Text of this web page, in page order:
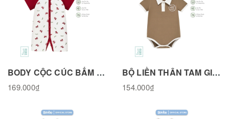
BODY CỘC CÚC BẤM THẲNG HOẠ TIẾT NGỰA GỖ TAY RAPLANG ĐỎ, VẢI COTTON TỰ NHIÊN BL301125RH
169.000₫
BỘ LIỀN THÂN TAM GIÁC, BODY CHIP POLO MÀU NÂU, VẢI SỢI TRE BAMBOU BL351125BR
154.000₫